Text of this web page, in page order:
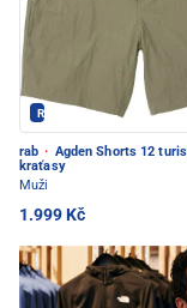
Rab - PEC POD SNĚŽKOU
rab · Agden Shorts 12
kraťasy
Muži
1.999 Kč